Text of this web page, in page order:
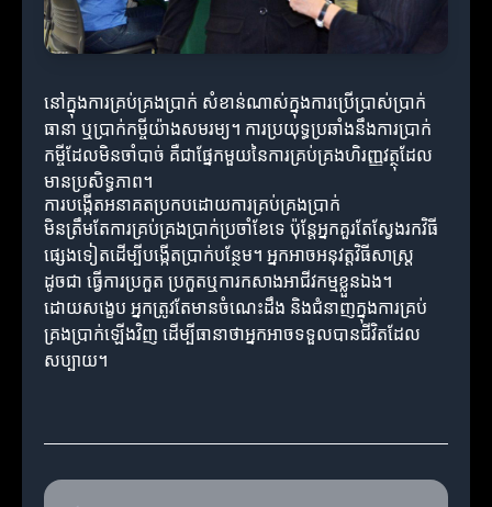
នៅក្នុងការគ្រប់គ្រងប្រាក់ សំខាន់ណាស់ក្នុងការប្រើប្រាស់ប្រាក់
ធានា ឬប្រាក់កម្ចីយ៉ាងសមរម្យ។ ការប្រយុទ្ធប្រឆាំងនឹងការប្រាក់
កម្ចីដែលមិនចាំបាច់ គឺជាផ្នែកមួយនៃការគ្រប់គ្រងហិរញ្ញវត្ថុដែល
មានប្រសិទ្ធភាព។
ការបង្កើតអនាគតប្រកបដោយការគ្រប់គ្រងប្រាក់
មិនត្រឹមតែការគ្រប់គ្រងប្រាក់ប្រចាំខែទេ ប៉ុន្តែអ្នកគួរតែស្វែងរកវិធី
ផ្សេងទៀតដើម្បីបង្កើតប្រាក់បន្ថែម។ អ្នកអាចអនុវត្តវិធីសាស្ត្រ
ដូចជា ធ្វើការប្រកួត ប្រកួតឬការកសាងអាជីវកម្មខ្លួនឯង។
ដោយសង្ខេប អ្នកត្រូវតែមានចំណេះដឹង និងជំនាញក្នុងការគ្រប់
គ្រងប្រាក់ឡើងវិញ ដើម្បីធានាថាអ្នកអាចទទួលបានជីវិតដែល
សប្បាយ។